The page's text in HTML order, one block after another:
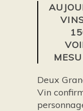
Deux
Vin